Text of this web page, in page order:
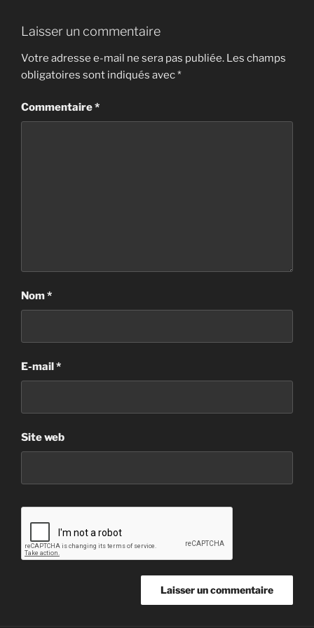
Laisser un commentaire
Votre adresse e-mail ne sera pas publiée. Les champs
obligatoires sont indiqués avec*
Commentaire*
Nom*
E-mail*
Site web